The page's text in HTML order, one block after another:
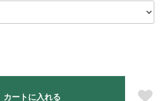
カートに入れる